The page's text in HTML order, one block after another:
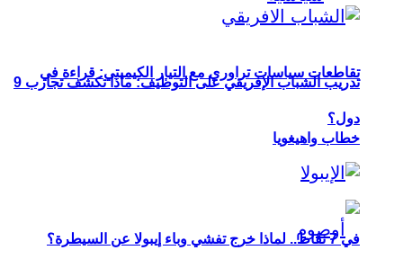
تقاطعات سياسات تراوري مع التيار الكيميتي: قراءة في
خطاب واهيغويا
تدريب الشباب الإفريقي على التوظيف: ماذا تكشف تجارب 9
دول؟
في 7 نقاط.. لماذا خرج تفشي وباء إيبولا عن السيطرة؟